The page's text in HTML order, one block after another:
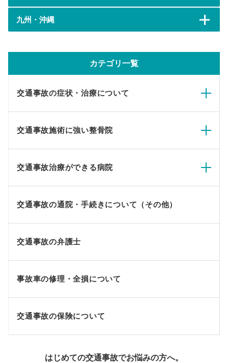
九州・沖縄
カテゴリ一覧
交通事故の症状・治療について
交通事故施術に強い整骨院
交通事故治療ができる病院
交通事故の通院・手続きについて（その他）
交通事故の弁護士
事故車の修理・全損について
交通事故の保険について
はじめての交通事故でお悩みの方へ。